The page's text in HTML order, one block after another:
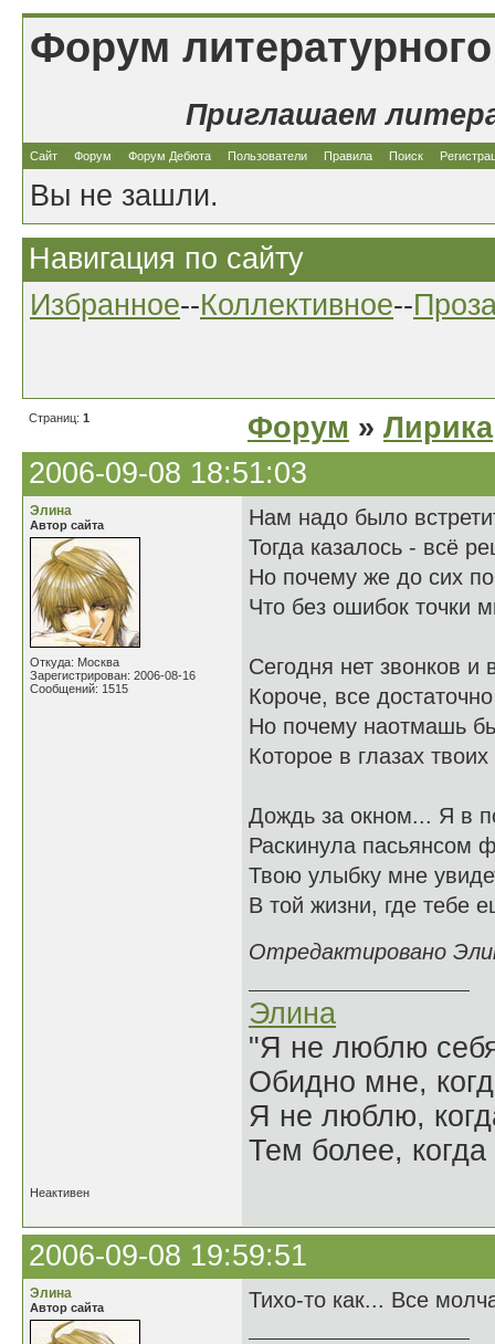
Форум
Приглашаем
Сайт Форум Форум Дебюта Пользователи Правила Поиск
Вы не зашли.
Навигация по сайту
Избранное--Коллективное--
Страниц: 1 Форум » Лирика
2006-09-08 18:51:03
Элина
Автор сайта
Откуда: Москва
Зарегистрирован: 2006-08-16
Сообщений: 1515
Нам надо было
Тогда казалось - всё
Но почему же до сих
Что без ошибок точки
Сегодня нет звонков и
Короче, все
Но почему наотмашь
Которое в глазах
Дождь за окном... Я в
Раскинула пасьянсом
Твою улыбку мне
В той жизни, где тебе
Отредактировано
Элина
"Я не люблю
Обидно мне,
Я не люблю,
Тем более,
Неактивен
2006-09-08 19:59:51
Элина
Автор сайта Тихо-то как... Все